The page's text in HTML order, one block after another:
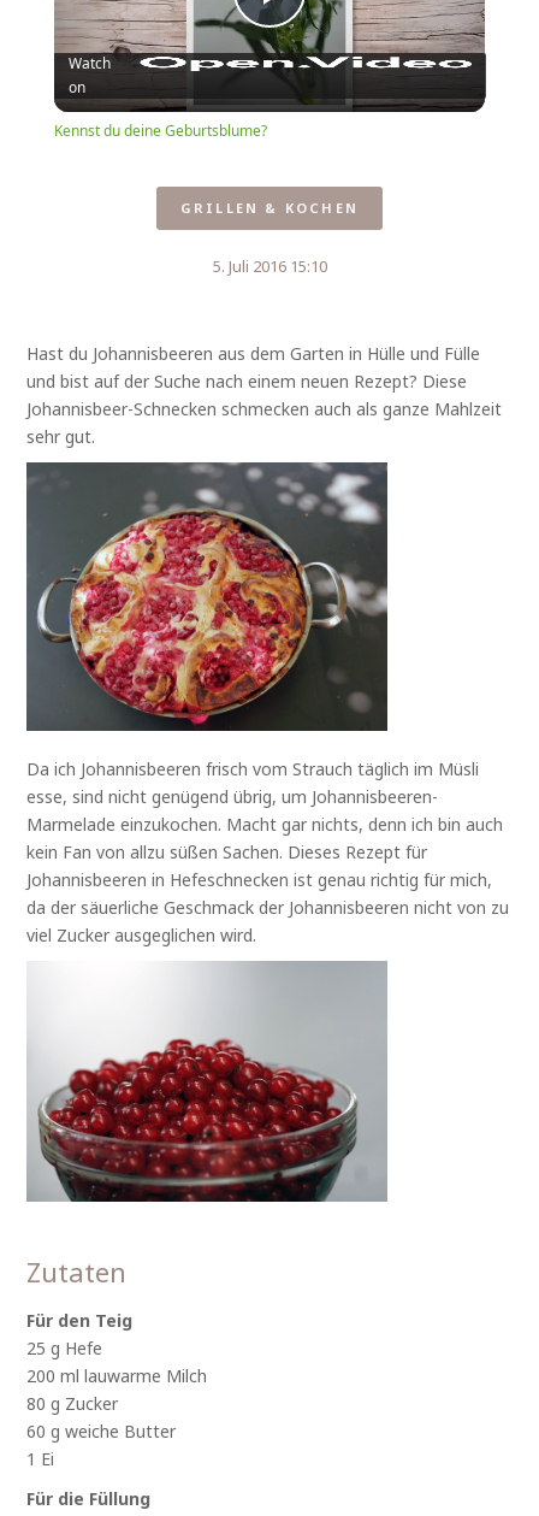
Play
Video
Watch
on
Kennst du deine Geburtsblume?
GRILLEN & KOCHEN
5. Juli 2016 15:10
Hast du Johannisbeeren aus dem Garten in Hülle und Fülle
und bist auf der Suche nach einem neuen Rezept? Diese
Johannisbeer-Schnecken schmecken auch als ganze Mahlzeit
sehr gut.
Da ich Johannisbeeren frisch vom Strauch täglich im Müsli
esse, sind nicht genügend übrig, um Johannisbeeren-
Marmelade einzukochen. Macht gar nichts, denn ich bin auch
kein Fan von allzu süßen Sachen. Dieses Rezept für
Johannisbeeren in Hefeschnecken ist genau richtig für mich,
da der säuerliche Geschmack der Johannisbeeren nicht von zu
viel Zucker ausgeglichen wird.
Zutaten
Für den Teig
25 g Hefe
200 ml lauwarme Milch
80 g Zucker
60 g weiche Butter
1 Ei
Für die Füllung